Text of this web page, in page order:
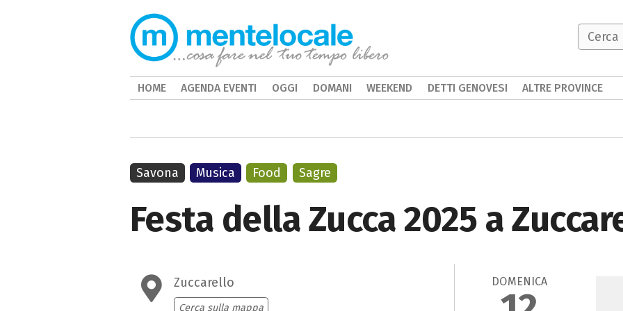
Festa della Zucca 2025 a
Zuccarello
Cerca sulla mappa
DOMENICA
Savona Musica Food Sagre
HOME AGENDA EVENTI OGGI DOMANI WEEKEND DETTI GENOVESI ALTRE PROVINCE